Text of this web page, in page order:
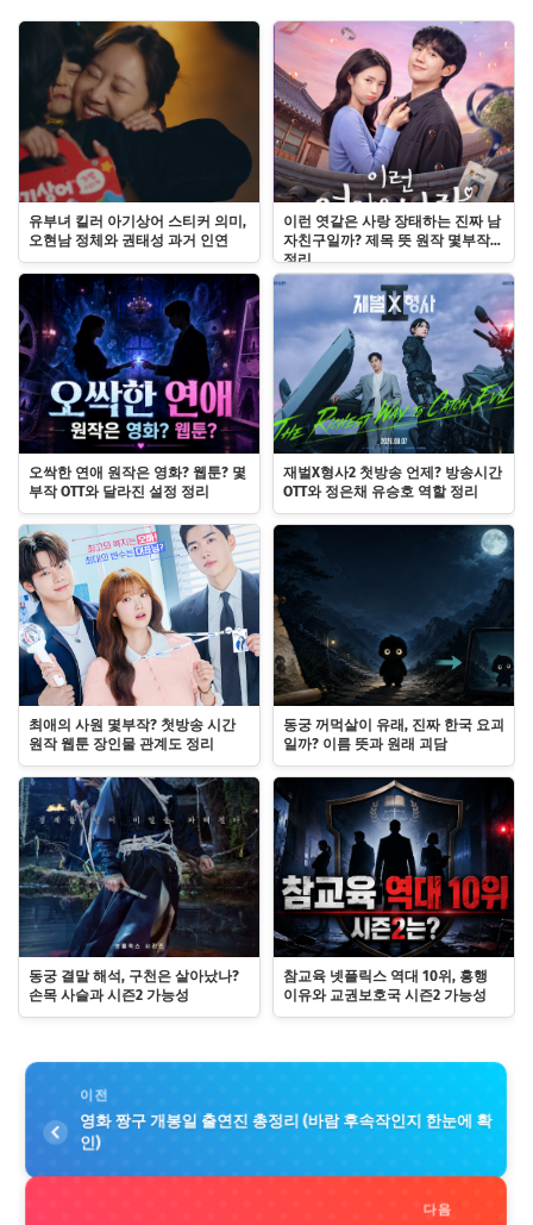
유부녀 킬러 아기상어 스티커 의미,
오현남 정체와 권태성 과거 인연
이런 엿같은 사랑 장태하는 진짜 남
자친구일까? 제목 뜻 원작 몇부작
정리
오싹한 연애 원작은 영화? 웹툰? 몇
부작 OTT와 달라진 설정 정리
재벌X형사2 첫방송 언제? 방송시간
OTT와 정은채 유승호 역할 정리
최애의 사원 몇부작? 첫방송 시간
원작 웹툰 장인물 관계도 정리
동궁 꺼먹살이 유래, 진짜 한국 요괴
일까? 이름 뜻과 원래 괴담
동궁 결말 해석, 구천은 살아났나?
손목 사슬과 시즌2 가능성
참교육 넷플릭스 역대 10위, 흥행
이유와 교권보호국 시즌2 가능성
이전
영화 짱구 개봉일 출연진 총정리 (바람 후속작인지 한눈에 확
인)
다음